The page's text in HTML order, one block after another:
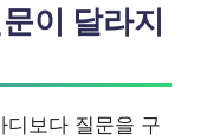
이 달라지
디보다 질문을 구